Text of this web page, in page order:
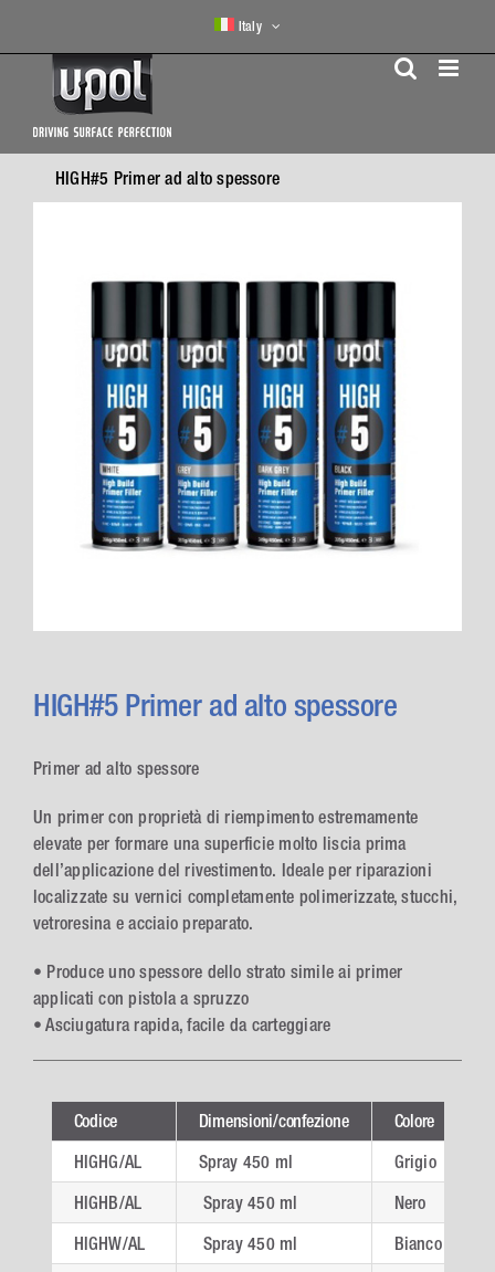
Italy
HIGH#5 Primer ad alto spessore
HIGH#5 Primer ad alto spessore
Primer ad alto spessore
Un primer con proprietà di riempimento estremamente
elevate per formare una superficie molto liscia prima
dell’applicazione del rivestimento. Ideale per riparazioni
localizzate su vernici completamente polimerizzate, stucchi,
vetroresina e acciaio preparato.
• Produce uno spessore dello strato simile ai primer
applicati con pistola a spruzzo
• Asciugatura rapida, facile da carteggiare
Codice Dimensioni/confezione Colore
HIGHG/AL Spray 450 ml Grigio
HIGHB/AL Spray 450 ml Nero
HIGHW/AL Spray 450 ml Bianco